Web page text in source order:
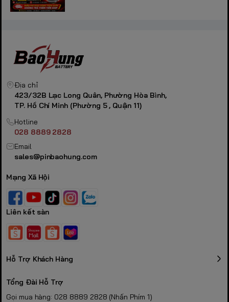
Địa chỉ
423/32B Lạc Long Quân, Phường Hòa Bình,
TP. Hồ Chí Minh (Phường 5 , Quận 11)
Hotline
028 8889 2828
Email
sales@pinbaohung.com
Mạng Xã Hội
Liên kết sàn
Hỗ Trợ Khách Hàng
Tổng Đài Hỗ Trợ
Gọi mua hàng: 028 8889 2828 (Nhấn Phím 1)